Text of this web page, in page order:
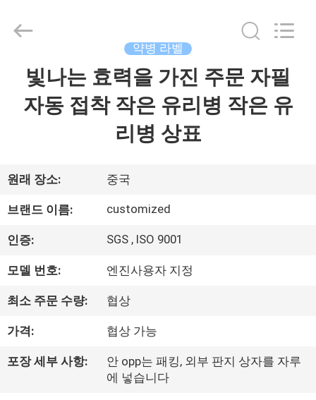
우
리
에
여
2017
Industry
약병 라벨
빛나는 효력을 가진 주문 자필
자동 접착 작은 유리병 작은 유
리병 상표
원래 장소: 중국
브랜드 이름: customized
인증: SGS , ISO 9001
모델 번호: 엔진사용자 지정
최소 주문 수량: 협상
가격: 협상 가능
포장 세부 사항:
안 opp는 패킹, 외부 판지 상자를 자루
에 넣습니다